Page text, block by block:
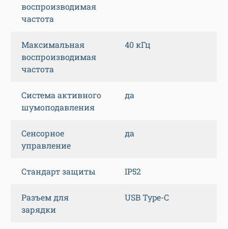
воспроизводимая
частота
Максимальная
воспроизводимая
частота
40 кГц
Система активного
шумоподавления
да
Сенсорное
управление
да
Стандарт защиты IP52
Разъем для
зарядки
USB Type-C